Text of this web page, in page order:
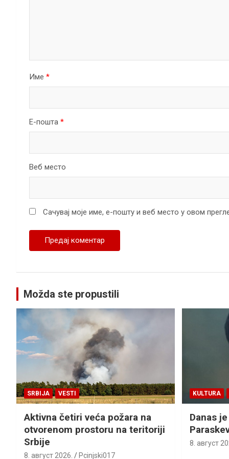
Име *
Е-пошта *
Веб место
Сачувај моје име, е-пошту и веб место у овом
Možda ste propustili
SRBIJA VESTI
Aktivna četiri veća požara na
otvorenom prostoru na teritoriji
Srbije
8. август 2026. Pcinjski017
KULTURA
Danas
8. август